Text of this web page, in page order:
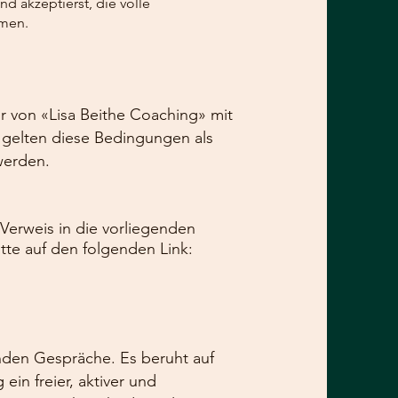
von «Lisa Beithe Coaching» mit
diese Bedingungen als
in die vorliegenden
auf den folgenden Link:
Gespräche. Es beruht auf
freier, aktiver und